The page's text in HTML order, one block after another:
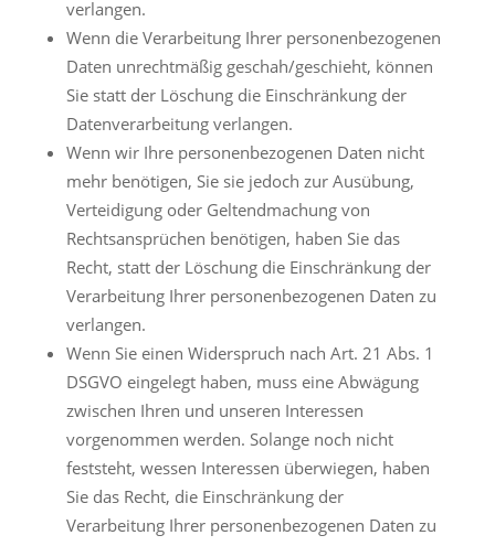
verlangen.
Wenn die Verarbeitung Ihrer personenbezogenen
Daten unrechtmäßig geschah/geschieht, können
Sie statt der Löschung die Einschränkung der
Datenverarbeitung verlangen.
Wenn wir Ihre personenbezogenen Daten nicht
mehr benötigen, Sie sie jedoch zur Ausübung,
Verteidigung oder Geltendmachung von
Rechtsansprüchen benötigen, haben Sie das
Recht, statt der Löschung die Einschränkung der
Verarbeitung Ihrer personenbezogenen Daten zu
verlangen.
Wenn Sie einen Widerspruch nach Art. 21 Abs. 1
DSGVO eingelegt haben, muss eine Abwägung
zwischen Ihren und unseren Interessen
vorgenommen werden. Solange noch nicht
feststeht, wessen Interessen überwiegen, haben
Sie das Recht, die Einschränkung der
Verarbeitung Ihrer personenbezogenen Daten zu